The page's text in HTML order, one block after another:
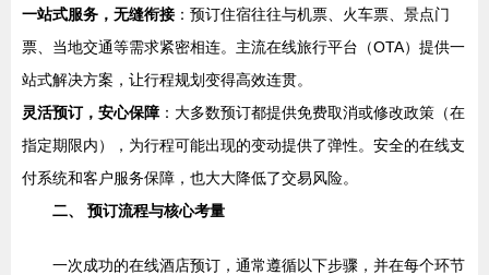
一站式服务，无缝衔接 ：预订住宿往往与机票、火车票、景点门
票、当地交通等需求紧密相连。主流在线旅行平台（OTA）提供一
站式解决方案，让行程规划变得高效连贯。
灵活预订，安心保障 ：大多数预订都提供免费取消或修改政策（在
指定期限内），为行程可能出现的变动提供了弹性。安全的在线支
付系统和客户服务保障，也大大降低了交易风险。
二、 预订流程与核心考量
一次成功的在线酒店预订，通常遵循以下步骤，并在每个环节